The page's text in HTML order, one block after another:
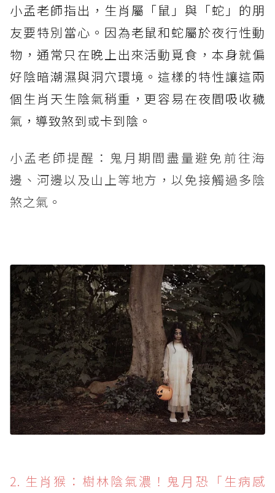
小孟老師指出，生肖屬「鼠」與「蛇」的朋
友要特別當心。因為老鼠和蛇屬於夜行性動
物，通常只在晚上出來活動覓食，本身就偏
好陰暗潮濕與洞穴環境。這樣的特性讓這兩
個生肖天生陰氣稍重，更容易在夜間吸收穢
氣，導致煞到或卡到陰。
小孟老師提醒：鬼月期間盡量避免前往海
邊、河邊以及山上等地方，以免接觸過多陰
煞之氣。
2. 生肖猴：樹林陰氣濃！鬼月恐「生病感